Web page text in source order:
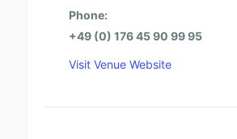
Phone:
+49 (0) 176 45 90 99 95
Visit Venue Website